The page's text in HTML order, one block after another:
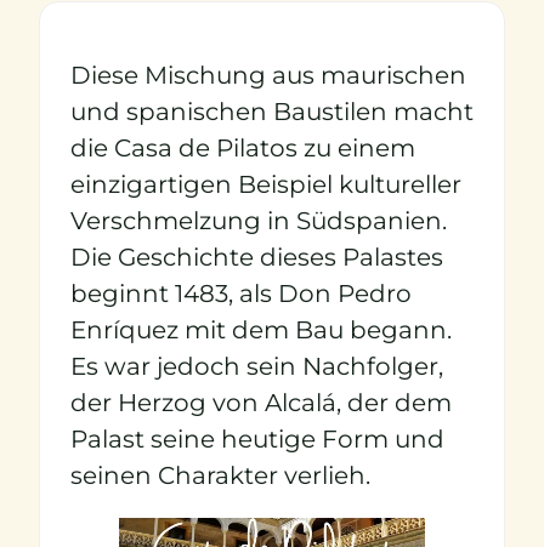
Diese Mischung aus maurischen
und spanischen Baustilen macht
die Casa de Pilatos zu einem
einzigartigen Beispiel kultureller
Verschmelzung in Südspanien.
Die Geschichte dieses Palastes
beginnt 1483, als Don Pedro
Enríquez mit dem Bau begann.
Es war jedoch sein Nachfolger,
der Herzog von Alcalá, der dem
Palast seine heutige Form und
seinen Charakter verlieh.